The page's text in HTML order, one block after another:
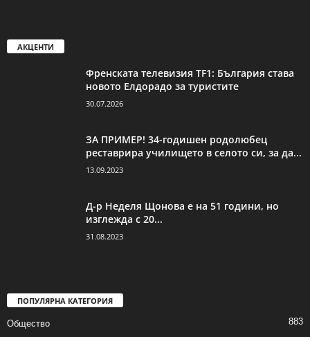
АКЦЕНТИ
Френската телевизия TF1: България става
новото Елдорадо за туристите
30.07.2026
ЗА ПРИМЕР! 34-годишен родолюбец
реставрира училището в селото си, за да...
13.09.2023
Д-р Неделя Щонова е на 51 години, но
изглежда с 20...
31.08.2023
ПОПУЛЯРНА КАТЕГОРИЯ
Общество 883